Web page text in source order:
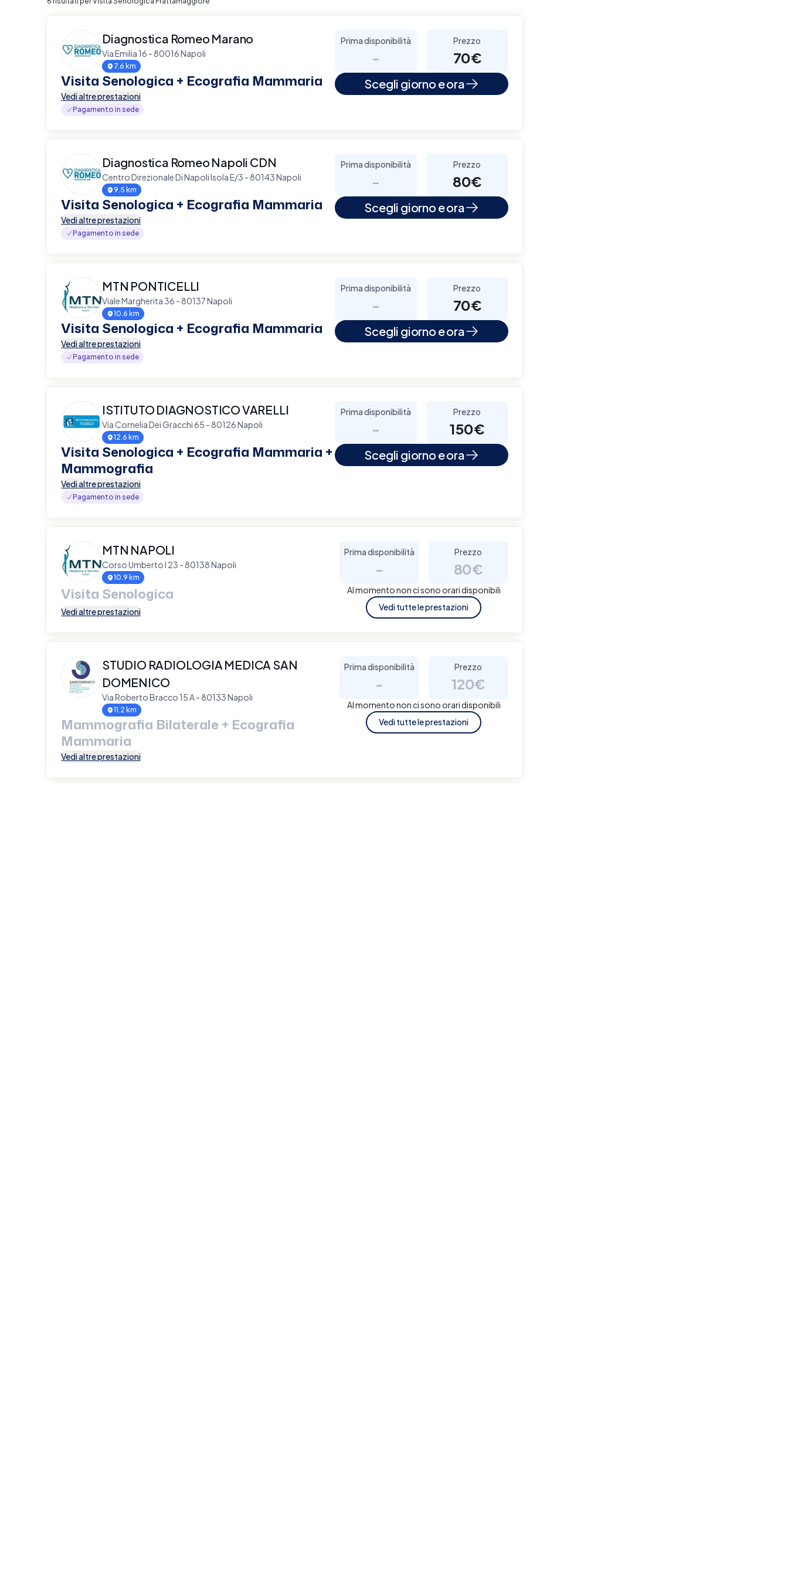
Diagnostica Romeo Marano
Via Emilia 16 - 80016 Napoli
7.6 km
Visita Senologica + Ecografia Mammaria
Vedi altre prestazioni
Pagamento in sede
Prima disponibilità
-
Prezzo
70€
Scegli giorno e ora
Diagnostica Romeo Napoli CDN
Centro Direzionale Di Napoli Isola E/3 - 80143 Napoli
9.5 km
Visita Senologica + Ecografia Mammaria
Vedi altre prestazioni
Pagamento in sede
Prima disponibilità
-
Prezzo
80€
Scegli giorno e ora
MTN PONTICELLI
Viale Margherita 36 - 80137 Napoli
10.6 km
Visita Senologica + Ecografia Mammaria
Vedi altre prestazioni
Pagamento in sede
Prima disponibilità
-
Prezzo
70€
Scegli giorno e ora
ISTITUTO DIAGNOSTICO VARELLI
Via Cornelia Dei Gracchi 65 - 80126 Napoli
12.6 km
Visita Senologica + Ecografia Mammaria +
Mammografia
Vedi altre prestazioni
Pagamento in sede
Prima disponibilità
-
Prezzo
150€
Scegli giorno e ora
MTN NAPOLI
Corso Umberto I 23 - 80138 Napoli
10.9 km
Visita Senologica
Vedi altre prestazioni
Prima disponibilità
-
Prezzo
80€
Al momento non ci sono orari disponibili
Vedi tutte le prestazioni
STUDIO RADIOLOGIA MEDICA SAN
DOMENICO
Via Roberto Bracco 15 A - 80133 Napoli
11.2 km
Mammografia Bilaterale + Ecografia
Mammaria
Vedi altre prestazioni
Prima disponibilità
-
Prezzo
120€
Al momento non ci sono orari disponibili
Vedi tutte le prestazioni